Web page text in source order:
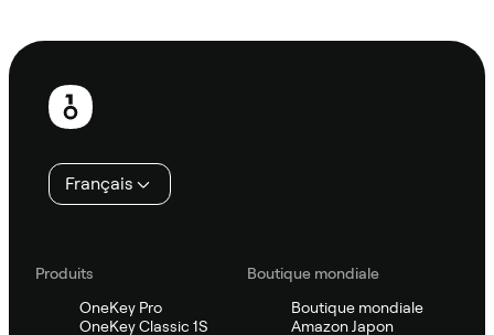
Pied
page
Français
Produits
OneKey Pro
OneKey Classic 1S
Boutique mondiale
Boutique mondiale
Amazon Japon